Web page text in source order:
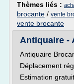
Thèmes liés :
brocante / vente
vente brocante
Antiquaire -
Antiquaire
Déplacement
Estimation